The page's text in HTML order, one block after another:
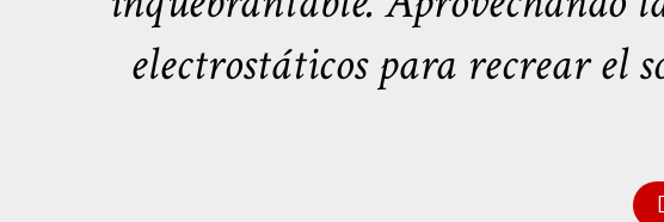
electrostáticos para recrear el